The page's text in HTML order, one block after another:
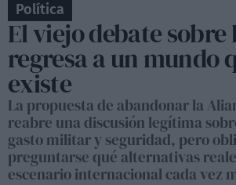
Política
El viejo debate sobre
regresa a un mundo
existe
La propuesta de abandonar la
reabre una discusión legítima
gasto militar y seguridad, pero
preguntarse qué alternativas
escenario internacional cada vez